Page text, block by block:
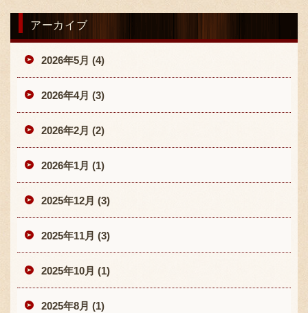
アーカイブ
2026年5月 (4)
2026年4月 (3)
2026年2月 (2)
2026年1月 (1)
2025年12月 (3)
2025年11月 (3)
2025年10月 (1)
2025年8月 (1)